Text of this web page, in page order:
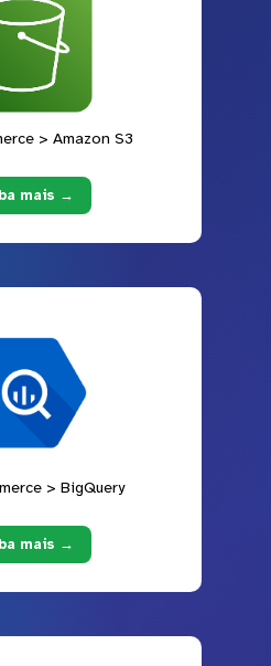
> Amazon S3
mais →
> BigQuery
mais →